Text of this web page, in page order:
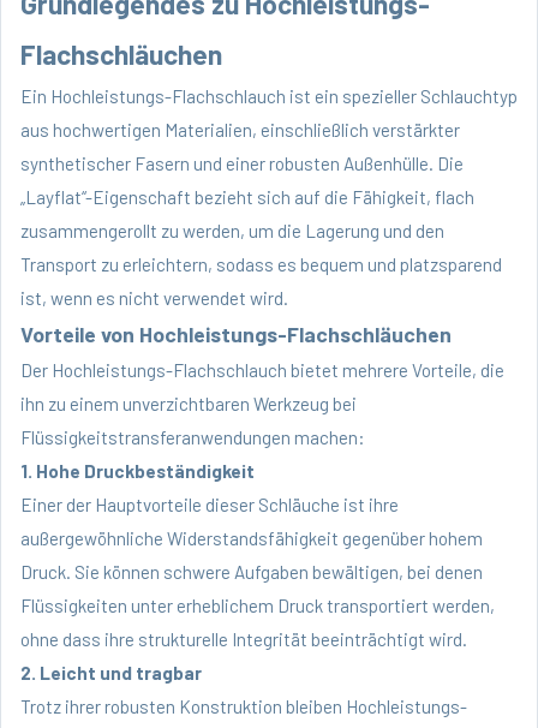
Flachschläuchen
Ein Hochleistungs-Flachschlauch ist ein spezieller Schlauchtyp
aus hochwertigen Materialien, einschließlich verstärkter
synthetischer Fasern und einer robusten Außenhülle. Die
„Layflat“-Eigenschaft bezieht sich auf die Fähigkeit, flach
zusammengerollt zu werden, um die Lagerung und den
Transport zu erleichtern, sodass es bequem und platzsparend
ist, wenn es nicht verwendet wird.
Vorteile von Hochleistungs-Flachschläuchen
Der Hochleistungs-Flachschlauch bietet mehrere Vorteile, die
ihn zu einem unverzichtbaren Werkzeug bei
Flüssigkeitstransferanwendungen machen:
1. Hohe Druckbeständigkeit
Einer der Hauptvorteile dieser Schläuche ist ihre
außergewöhnliche Widerstandsfähigkeit gegenüber hohem
Druck. Sie können schwere Aufgaben bewältigen, bei denen
Flüssigkeiten unter erheblichem Druck transportiert werden,
ohne dass ihre strukturelle Integrität beeinträchtigt wird.
2. Leicht und tragbar
Trotz ihrer robusten Konstruktion bleiben Hochleistungs-